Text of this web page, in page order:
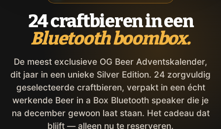
24 craftbieren in een
Bluetooth boombox.
De meest exclusieve OG Beer Adventskalender,
dit jaar in een unieke Silver Edition. 24 zorgvuldig
geselecteerde craftbieren, verpakt in een écht
werkende Beer in a Box Bluetooth speaker die je
na december gewoon laat staan. Het cadeau dat
blijft — alleen nu te reserveren.